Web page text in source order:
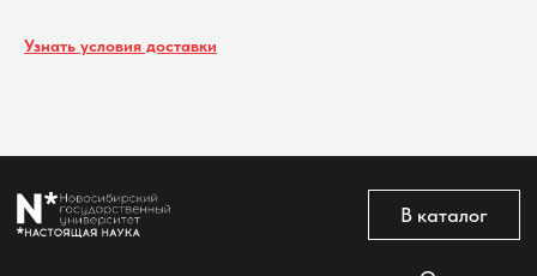
Узнать условия доставки